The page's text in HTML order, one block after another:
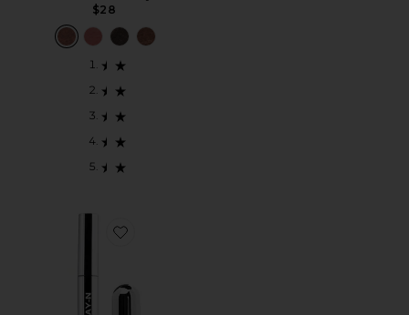
$28
Favorite LIP LINER STAY-N & LIP ELIXIR BUNDLE LINE